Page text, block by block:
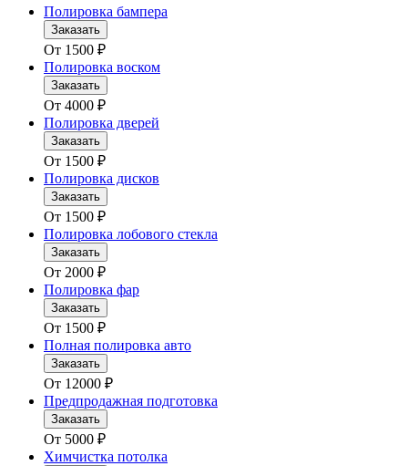
Полировка бампера
Заказать
От 1500 ₽
Полировка воском
Заказать
От 4000 ₽
Полировка дверей
Заказать
От 1500 ₽
Полировка дисков
Заказать
От 1500 ₽
Полировка лобового стекла
Заказать
От 2000 ₽
Полировка фар
Заказать
От 1500 ₽
Полная полировка авто
Заказать
От 12000 ₽
Предпродажная подготовка
Заказать
От 5000 ₽
Химчистка потолка